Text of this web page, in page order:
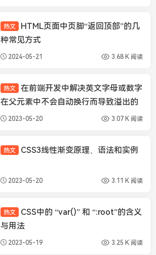
Html/Css
热文
HTML页面中页脚“返回顶部”的几
种常见方式
2024-05-21 3.68 K 阅读
Html/Css
热文
在前端开发中解决英文字母或数字
在父元素中不会自动换行而导致溢出的
问题2023-05-20 3.07 K 阅读
Html/Css
热文 CSS3线性渐变原理、语法和实例
2023-05-20 3.11 K 阅读
Html/Css
热文
CSS中的 “var()” 和 “:root”的含义
与用法
2023-05-19 3.25 K 阅读